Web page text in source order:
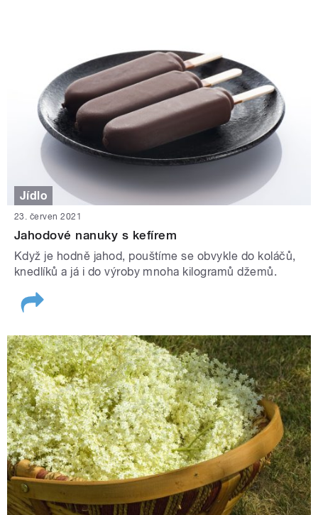
Jídlo
23. červen 2021
Jahodové nanuky s kefírem
Když je hodně jahod, pouštíme se obvykle do koláčů,
knedlíků a já i do výroby mnoha kilogramů džemů.